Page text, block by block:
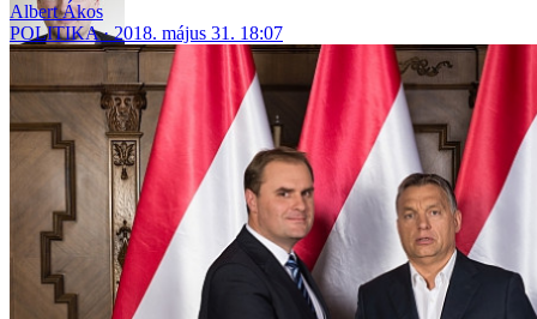
Albert Ákos
POLITIKA
2018. május 31. 18:07